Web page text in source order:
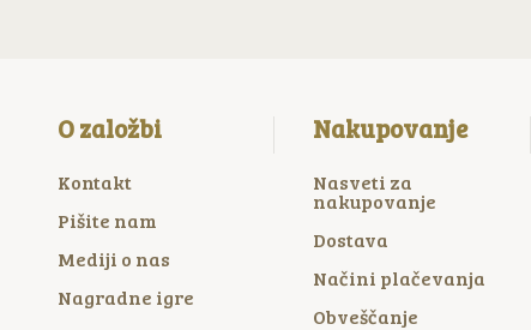
O založbi
Kontakt
Pišite nam
Mediji o nas
Nagradne igre
Nakupovanje
Nasveti za
nakupovanje
Dostava
Načini plačevanja
Obveščanje